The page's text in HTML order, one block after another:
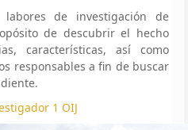
labores de investigación de
de descubrir el hecho
características, así como
responsables a fin de buscar
1 OIJ